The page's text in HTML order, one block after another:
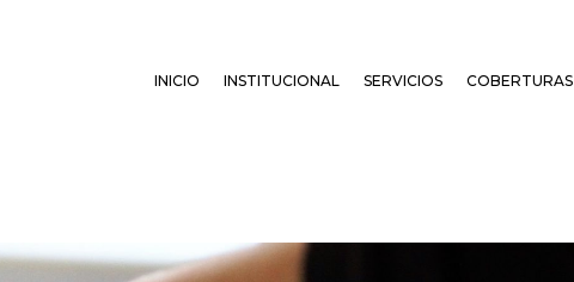
INICIO INSTITUCIONAL SERVICIOS COBERTURAS